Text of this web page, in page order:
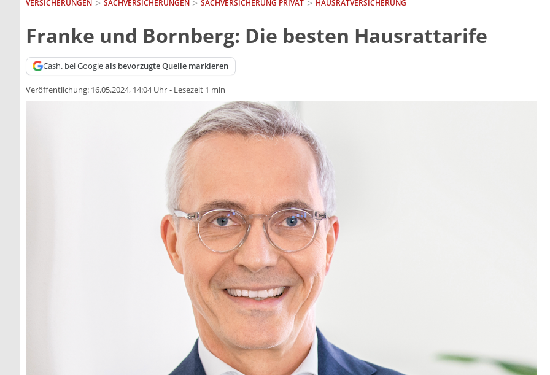
VERSICHERUNGEN SACH­VERSICHERUNGEN SACHVERSICHERUNG PRIVAT HAUSRATVERSICHERUNG
Franke und Bornberg: Die besten Hausrattarife
Cash. bei Googleals bevorzugte Quelle markieren
Veröffentlichung: 16.05.2024, 14:04 Uhr - Lesezeit 1 min